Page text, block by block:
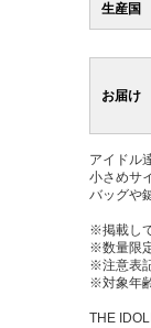
生産国
お届け
アイドル
小さめサ
バッグや
※掲載し
※数量限
※注意表
※対象年
THE